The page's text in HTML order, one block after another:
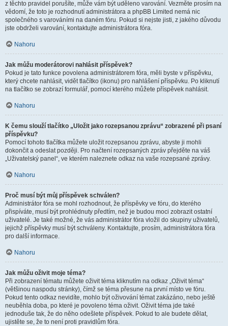
z těchto pravidel porušíte, může vám být uděleno varování. Vezměte prosím na
vědomí, že toto je rozhodnutí administrátora a phpBB Limited nemá nic
společného s varováními na daném fóru. Pokud si nejste jisti, z jakého důvodu
jste obdrželi varování, kontaktujte administrátora fóra.
Nahoru
Jak můžu moderátorovi nahlásit příspěvek?
Pokud je tato funkce povolena administrátorem fóra, měli byste v příspěvku,
který chcete nahlásit, vidět tlačítko (ikonu) pro nahlášení příspěvku. Po kliknutí
na tlačítko se zobrazí formulář, pomocí kterého můžete příspěvek nahlásit.
Nahoru
K čemu slouží tlačítko „Uložit jako rozepsanou zprávu“ zobrazené při psaní
příspěvku?
Pomocí tohoto tlačítka můžete uložit rozepsanou zprávu, abyste ji mohli
dokončit a odeslat později. Pro načtení rozepsaných zpráv přejděte na váš
„Uživatelský panel“, ve kterém naleznete odkaz na vaše rozepsané zprávy.
Nahoru
Proč musí být můj příspěvek schválen?
Administrátor fóra se mohl rozhodnout, že příspěvky ve fóru, do kterého
přispíváte, musí být prohlédnuty předtím, než je budou moci zobrazit ostatní
uživatelé. Je také možné, že vás administrátor fóra vložil do skupiny uživatelů,
jejichž příspěvky musí být schváleny. Kontaktujte, prosím, administrátora fóra
pro další informace.
Nahoru
Jak můžu oživit moje téma?
Při zobrazení tématu můžete oživit téma kliknutím na odkaz „Oživit téma“
(většinou naspodu stránky), čímž se téma přesune na první místo ve fóru.
Pokud tento odkaz nevidíte, mohlo být oživování témat zakázáno, nebo ještě
neuběhla doba, po které je povoleno téma oživit. Oživit téma jde také
jednoduše tak, že do něho odešlete příspěvek. Pokud to ale budete dělat,
ujistěte se, že to není proti pravidlům fóra.